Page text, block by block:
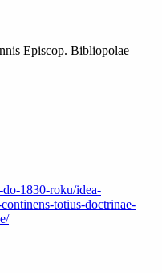
Episcop. Bibliopolae
do-1830-roku/idea-
totius-doctrinae-